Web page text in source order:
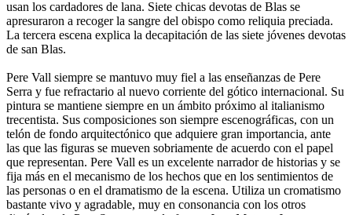
usan los cardadores de lana. Siete chicas devotas de Blas se
apresuraron a recoger la sangre del obispo como reliquia preciada.
La tercera escena explica la decapitación de las siete jóvenes devotas
de san Blas.
Pere Vall siempre se mantuvo muy fiel a las enseñanzas de Pere
Serra y fue refractario al nuevo corriente del gótico internacional. Su
pintura se mantiene siempre en un ámbito próximo al italianismo
trecentista. Sus composiciones son siempre escenográficas, con un
telón de fondo arquitectónico que adquiere gran importancia, ante
las que las figuras se mueven sobriamente de acuerdo con el papel
que representan. Pere Vall es un excelente narrador de historias y se
fija más en el mecanismo de los hechos que en los sentimientos de
las personas o en el dramatismo de la escena. Utiliza un cromatismo
bastante vivo y agradable, muy en consonancia con los otros